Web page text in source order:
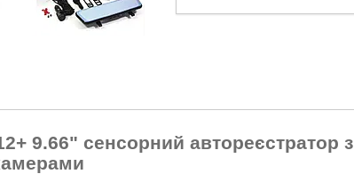
9.66" сенсорний автореєстратор з